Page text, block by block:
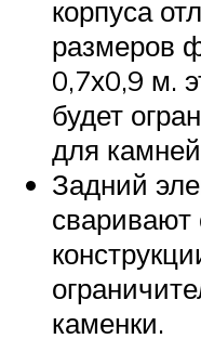
корпуса
размеров
0,7х0,9 м.
будет
для
Задний
сваривают
каменки.